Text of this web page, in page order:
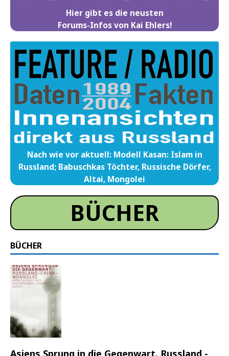
Hier gibt es die neusten
Forums-Infos von Kai Ehlers!
Nach wie vor aktuell: Modell Kasan: Islam in
Russland; Babuschkas Töchter, Russische Dörfer,
Altai, Mongolei
BÜCHER
BÜCHER